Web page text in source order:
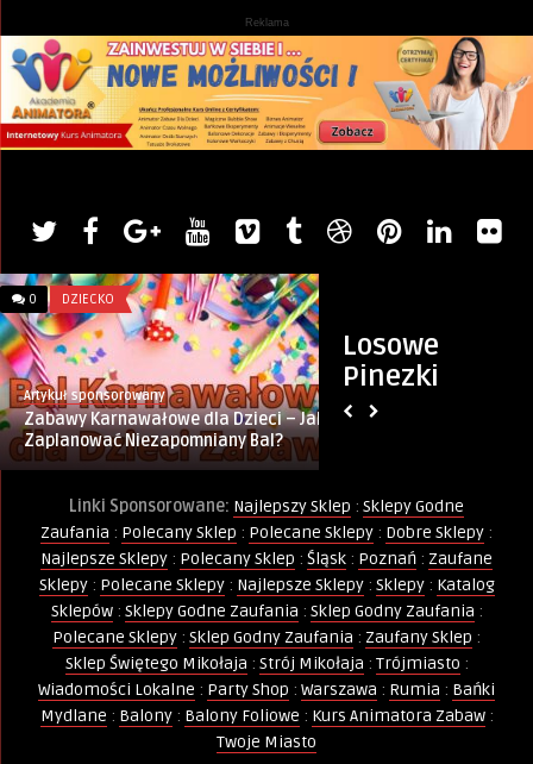
Reklama
Losowe
Pinezki
0 DZIECKO
Artykuł sponsorowany
Zabawy Karnawałowe dla Dzieci – Jak
Zaplanować Niezapomniany Bal?
Linki Sponsorowane: Najlepszy Sklep : Sklepy Godne
Zaufania : Polecany Sklep : Polecane Sklepy : Dobre Sklepy :
Najlepsze Sklepy : Polecany Sklep : Śląsk : Poznań : Zaufane
Sklepy: Polecane Sklepy: Najlepsze Sklepy: Sklepy: Katalog
Sklepów: Sklepy Godne Zaufania : Sklep Godny Zaufania :
Polecane Sklepy : Sklep Godny Zaufania : Zaufany Sklep :
Sklep Świętego Mikołaja : Strój Mikołaja : Trójmiasto :
Wiadomości Lokalne : Party Shop : Warszawa : Rumia : Bańki
Mydlane : Balony: Balony Foliowe : Kurs Animatora Zabaw:
Twoje Miasto